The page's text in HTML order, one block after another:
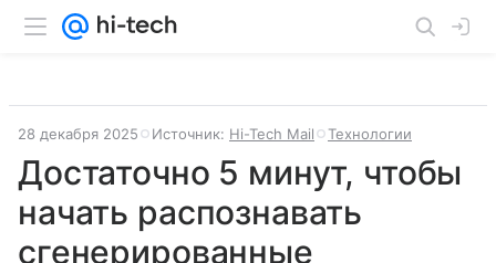
28 декабря 2025 Источник: Hi-Tech Mail Технологии
Достаточно 5 минут, чтобы
начать распознавать
сгенерированные